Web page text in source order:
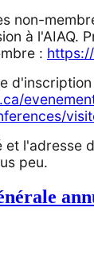
non-
à l'AIAQ.
:
et l'adresse
peu.